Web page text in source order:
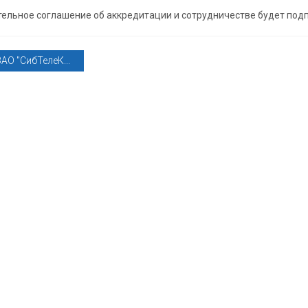
соглашение об аккредитации и сотрудничестве будет
"СибТелеК...